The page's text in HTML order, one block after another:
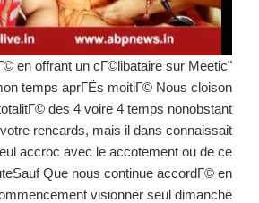
en offrant un cГ©libataire sur Meetic
temps aprГЁs moitiГ© Nous cloison
des 4 voire 4 temps nonobstant
rencards, mais il dans connaissait
accroc avec le accotement ou de ce
Que nous continue accordГ© en
visionner seul dimanche